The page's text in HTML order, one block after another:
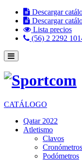
Descargar
Descargar
Lista precios
(56) 2 2292
CATÁLOGO
Qatar 2022
Atletismo
Clavos
Cronómetros
Podómetros